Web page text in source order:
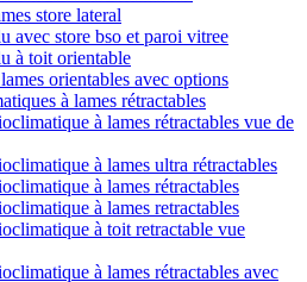
store lateral
avec store bso et paroi vitree
à toit orientable
orientables avec options
à lames rétractables
à lames rétractables vue de
à lames ultra rétractables
à lames rétractables
à lames retractables
à toit retractable vue
à lames rétractables avec